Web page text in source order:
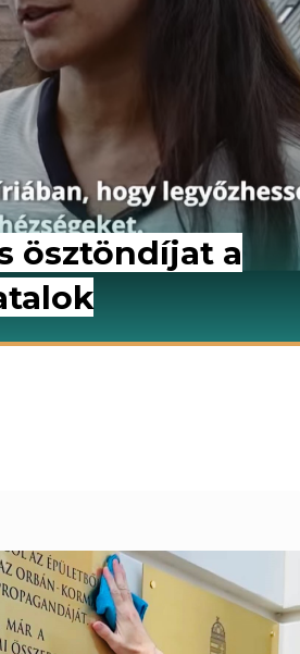
ösztöndíjat a